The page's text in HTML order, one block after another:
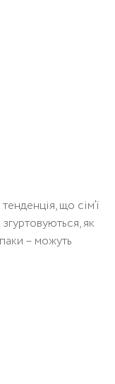
що сім’ї
як
– можуть